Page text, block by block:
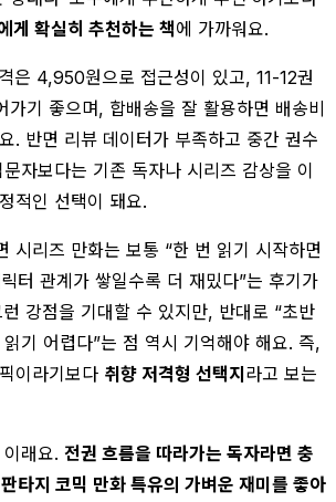
게 확실히 추천하는 책에 가까워요.
은 4,950원으로 접근성이 있고, 11-12권
가기 좋으며, 합배송을 잘 활용하면 배송비
. 반면 리뷰 데이터가 부족하고 중간 권수
자보다는 기존 독자나 시리즈 감상을 이
적인 선택이 돼요.
시리즈 만화는 보통 “한 번 읽기 시작하면
터 관계가 쌓일수록 더 재밌다”는 후기가
강점을 기대할 수 있지만, 반대로 “초반
기 어렵다”는 점 역시 기억해야 해요. 즉,
이라기보다 취향 저격형 선택지라고 보는
래요. 전권 흐름을 따라가는 독자라면 충
타지 코믹 만화 특유의 가벼운 재미를 좋아